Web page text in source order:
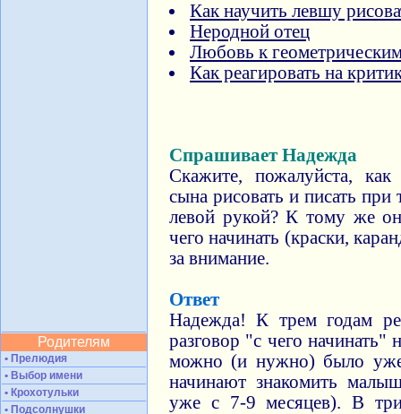
Родителям
• Прелюдия
• Выбор имени
• Крохотульки
• Подсолнушки
Как научить левшу
Неродной отец
Любовь к
Как реагировать на
Спрашивает Надежда
Скажите, пожалуйста, как
сына рисовать и писать при
левой рукой? К тому же
чего начинать (краски,
за внимание.
Ответ
Надежда! К трем годам
разговор "с чего начинать"
можно (и нужно) было уже
начинают знакомить
уже с 7-9 месяцев). В